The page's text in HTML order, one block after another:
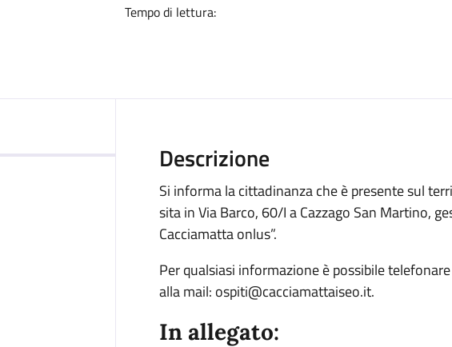
Tempo di lettura:
Descrizione
Si informa la cittadinanza che è presente sul
sita in Via Barco, 60/I a Cazzago San Martino,
Cacciamatta onlus”.
Per qualsiasi informazione è possibile
alla mail: ospiti@cacciamattaiseo.it.
In allegato: